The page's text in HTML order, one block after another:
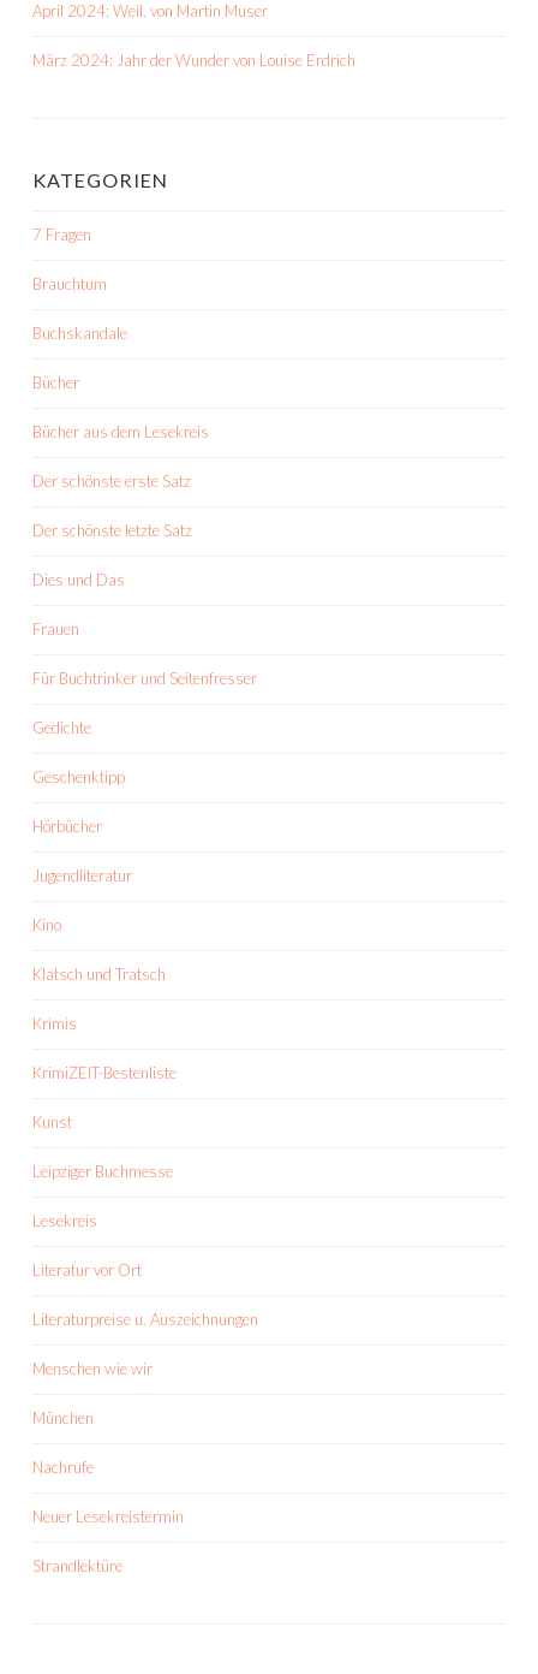
April 2024: Weil. von Martin Muser
März 2024: Jahr der Wunder von Louise Erdrich
KATEGORIEN
7 Fragen
Brauchtum
Buchskandale
Bücher
Bücher aus dem Lesekreis
Der schönste erste Satz
Der schönste letzte Satz
Dies und Das
Frauen
Für Buchtrinker und Seitenfresser
Gedichte
Geschenktipp
Hörbücher
Jugendliteratur
Kino
Klatsch und Tratsch
Krimis
KrimiZEIT-Bestenliste
Kunst
Leipziger Buchmesse
Lesekreis
Literatur vor Ort
Literaturpreise u. Auszeichnungen
Menschen wie wir
München
Nachrufe
Neuer Lesekreistermin
Strandlektüre